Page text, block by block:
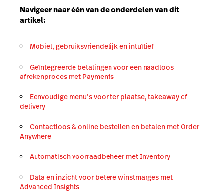
Navigeer naar één van de onderdelen van dit
artikel:
Mobiel, gebruiksvriendelijk en intuïtief
Geïntegreerde betalingen voor een naadloos
afrekenproces met Payments
Eenvoudige menu’s voor ter plaatse, takeaway of
delivery
Contactloos & online bestellen en betalen met Order
Anywhere
Automatisch voorraadbeheer met Inventory
Data en inzicht voor betere winstmarges met
Advanced Insights